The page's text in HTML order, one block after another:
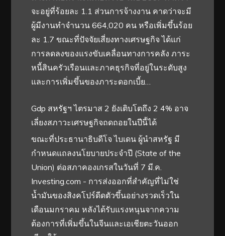
จะอยู่ที่ร้อยละ 1.1 ส่วนการจ้างงาน คาดว่าจะมี
ผู้มีงานทำจำนวน 664,020 คน หรือเพิ่มขึ้นร้อย
ละ 1.7 ขณะที่ปัจจัยเสี่ยงทางเศรษฐกิจ ได้แก่
การลดลงของแรงขับเคลื่อนทางการคลัง ภาระ
หนี้สินครัวเรือนและภาคธุรกิจที่อยู่ในระดับสูง
และการเพิ่มขึ้นของภาระดอกเบี้ย…
Gdp สหรัฐฯ ไตรมาส 2 ยังเติบโตถึง 2 4% อาจ
เลี่ยงสภาวะเศรษฐกิจถดถอยในปีนี้ได้
ขณะที่ประธานาธิบดีโจ ไบเดน ผู้นำสหรัฐ มี
กำหนดแถลงนโยบายประจำปี (State of the
Union) ต่อสภาคองเกรสในวันที่ 7 มี.ค.
Investing.com - การส่งออกที่สำคัญที่ไม่ใช่
น้ำมันของสิงคโปร์ดีดตัวขึ้นอย่างรวดเร็วใน
เดือนมกราคม หลังได้รับแรงหนุนจากความ
ต้องการที่เพิ่มขึ้นในจีนและเอเชียตะวันออก